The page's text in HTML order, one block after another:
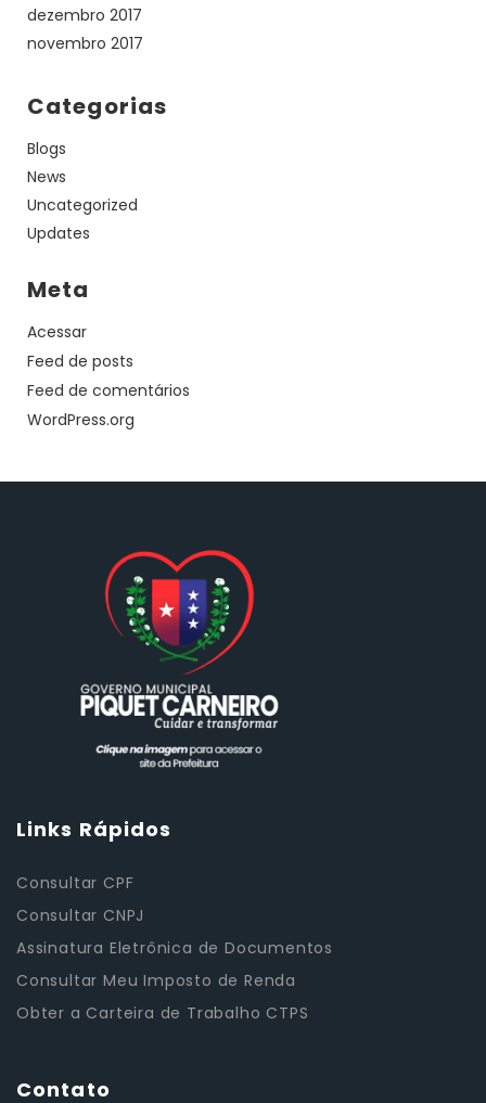
dezembro 2017
novembro 2017
Categorias
Blogs
News
Uncategorized
Updates
Meta
Acessar
Feed de posts
Feed de comentários
WordPress.org
Links Rápidos
Consultar CPF
Consultar CNPJ
Assinatura Eletrônica de Documentos
Consultar Meu Imposto de Renda
Obter a Carteira de Trabalho CTPS
Contato